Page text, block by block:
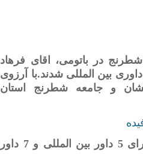
در باتومی، اقای فرهاد
بین المللی شدند.با آرزوی
و جامعه شطرنج استان
لازم به یاد آوری است که استان اصفهان دارای 5 داور بین المللی و 7 داور